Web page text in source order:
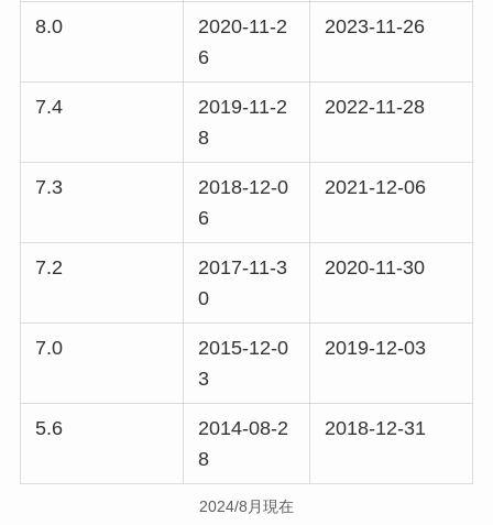
8.0
2020-11-2
6
2023-11-26
7.4
2019-11-2
8
2022-11-28
7.3
2018-12-0
6
2021-12-06
7.2
2017-11-3
0
2020-11-30
7.0
2015-12-0
3
2019-12-03
5.6
2014-08-2
8
2018-12-31
2024/8月現在